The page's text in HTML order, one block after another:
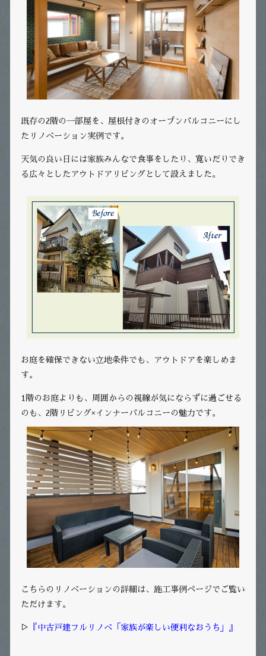
既存の2階の一部屋を、屋根付きのオープンバルコニーにし
たリノベーション実例です。
天気の良い日には家族みんなで食事をしたり、寛いだりでき
る広々としたアウトドアリビングとして設えました。
お庭を確保できない立地条件でも、アウトドアを楽しめま
す。
1階のお庭よりも、周囲からの視線が気にならずに過ごせる
のも、2階リビング×インナーバルコニーの魅力です。
こちらのリノベーションの詳細は、施工事例ページでご覧い
ただけます。
▷ 『中古戸建フルリノベ「家族が楽しい便利なおうち」』